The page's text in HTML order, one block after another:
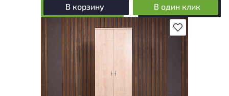
В корзину В один клик
В избранное
Состояние товара приближено к новому,
могут присутствовать незначительные